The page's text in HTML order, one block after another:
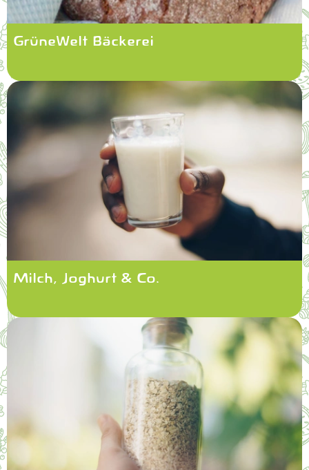
GrüneWelt Bäckerei
Milch, Joghurt & Co.